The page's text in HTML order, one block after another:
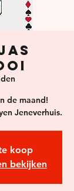
de maand!
Jeneverhuis.
koop
bekijken